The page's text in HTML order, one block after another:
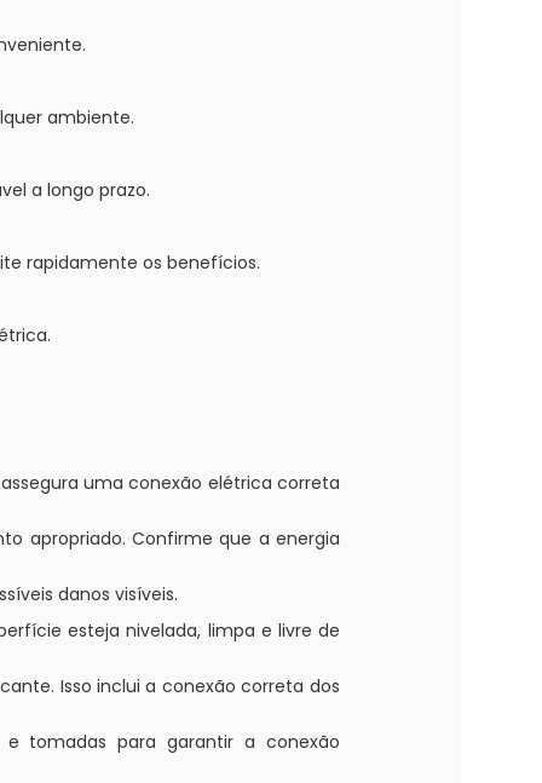
ambiente.
a longo prazo.
rapidamente os benefícios.
uma conexão elétrica correta
apropriado. Confirme que a energia
danos visíveis.
esteja nivelada, limpa e livre de
Isso inclui a conexão correta dos
tomadas para garantir a conexão